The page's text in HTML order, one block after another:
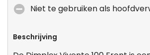
Niet te gebruiken als
Beschrijving